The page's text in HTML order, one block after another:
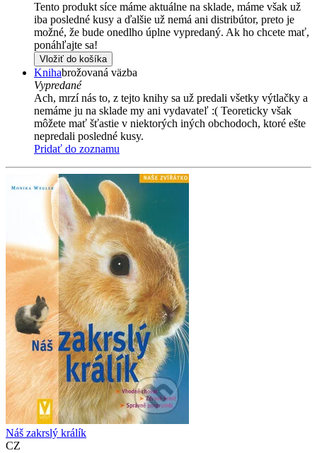
Tento produkt síce máme aktuálne na sklade, máme však už
iba posledné kusy a ďalšie už nemá ani distribútor, preto je
možné, že bude onedlho úplne vypredaný. Ak ho chcete mať,
ponáhľajte sa!
Vložiť do košíka
Knihabrožovaná väzba
Vypredané
Ach, mrzí nás to, z tejto knihy sa už predali všetky výtlačky a
nemáme ju na sklade my ani vydavateľ :( Teoreticky však
môžete mať šťastie v niektorých iných obchodoch, ktoré ešte
nepredali posledné kusy.
Pridať do zoznamu
Náš zakrslý králík
CZ